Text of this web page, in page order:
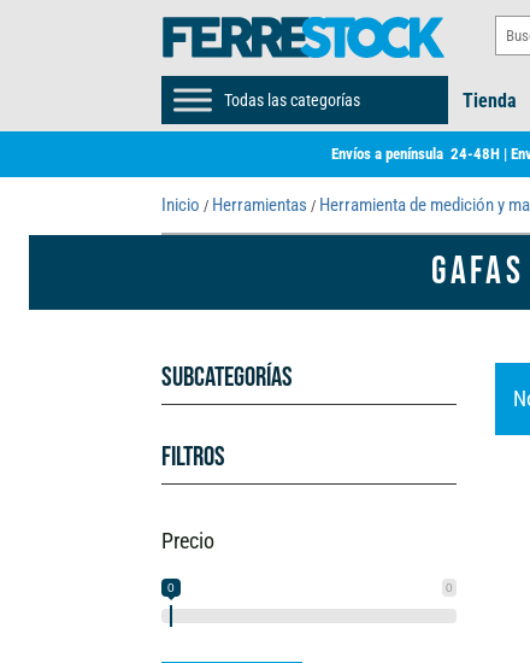
Todas las categorías Tienda
Envíos a península 24-48H |
Inicio / Herramientas / Herramienta de medición y
Subcategorías
Filtros
Precio
0
0